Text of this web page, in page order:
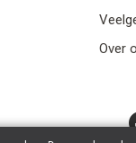
Over